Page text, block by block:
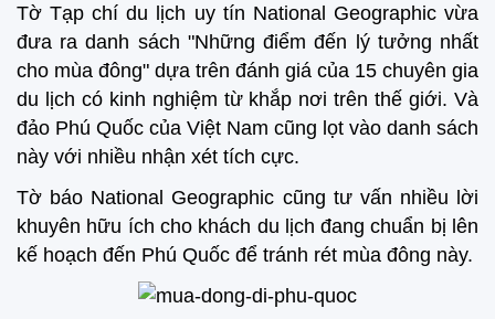
Tờ Tạp chí du lịch uy tín National Geographic vừa
đưa ra danh sách "Những điểm đến lý tưởng nhất
cho mùa đông" dựa trên đánh giá của 15 chuyên gia
du lịch có kinh nghiệm từ khắp nơi trên thế giới. Và
đảo Phú Quốc của Việt Nam cũng lọt vào danh sách
này với nhiều nhận xét tích cực.
Tờ báo National Geographic cũng tư vấn nhiều lời
khuyên hữu ích cho khách du lịch đang chuẩn bị lên
kế hoạch đến Phú Quốc để tránh rét mùa đông này.